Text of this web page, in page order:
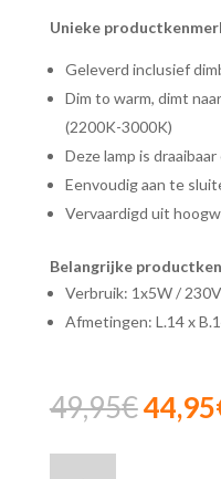
Unieke
Geleverd inclusief
Dim to warm, dimt
(2200K-3000K)
Deze lamp is
Eenvoudig aan te
Vervaardigd uit
Belangrijke
Verbruik: 1x5W /
Afmetingen: L.14 x
49,95€
prijs
44,95